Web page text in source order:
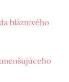
bláznivého